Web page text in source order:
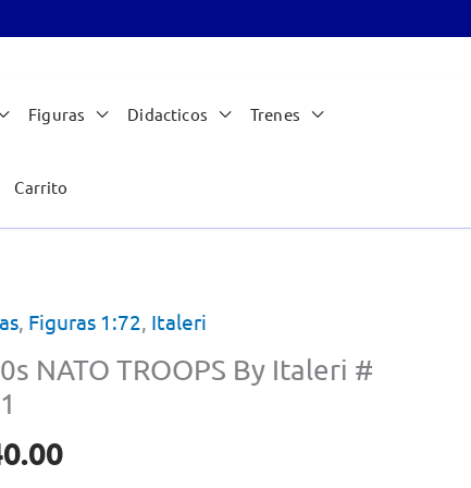
Figuras Didacticos Trenes
Carrito
, Figuras 1:72, Italeri
NATO TROOPS By Italeri #